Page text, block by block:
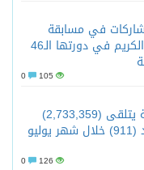
في مسابقة
الملك عبدالعزيز الدولية للقرآن الكريم في دورتها الـ46
105
المركز الوطني للعمليات الأمنية يتلقى (2,733,359)
اتصالًا عبر رقم الطوارئ الموحد (911) خلال شهر يوليو
126